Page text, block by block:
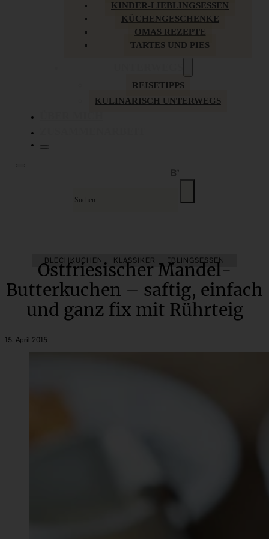
KINDER-LIEBLINGSESSEN
KÜCHENGESCHENKE
OMAS REZEPTE
TARTES UND PIES
REISETIPPS
KULINARISCH UNTERWEGS
BLECHKUCHEN KINDER-LIEBLINGSESSEN
KLASSIKER
Ostfriesischer Mandel-
Butterkuchen – saftig, einfach
und ganz fix mit Rührteig
15. April 2015